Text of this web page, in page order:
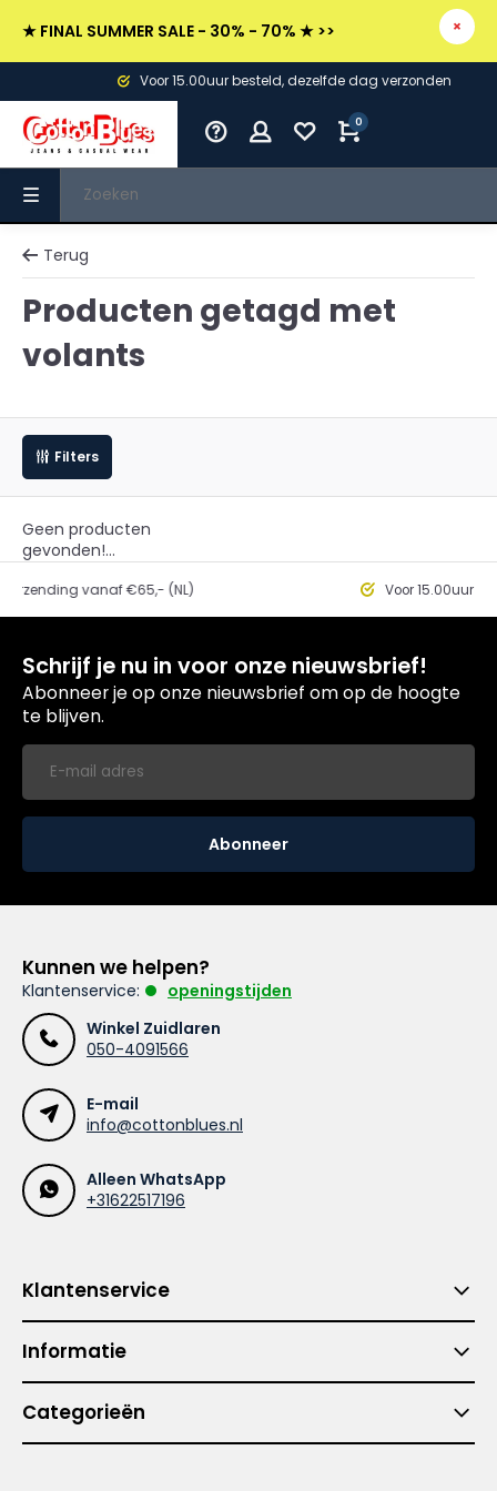
★ FINAL SUMMER SALE - 30% - 70% ★ >>
Voor 15.00uur besteld, dezelfde dag verzonden
0
Terug
Producten getagd met
volants
Filters
Geen producten
gevonden!...
vanaf €65,- (NL) Voor 15.00uur besteld,
Schrijf je nu in voor onze nieuwsbrief!
Abonneer je op onze nieuwsbrief om op de hoogte
te blijven.
Abonneer
Kunnen we helpen?
Klantenservice:
openingstijden
Winkel Zuidlaren
050-4091566
E-mail
info@cottonblues.nl
Alleen WhatsApp
+31622517196
Klantenservice
Informatie
Categorieën